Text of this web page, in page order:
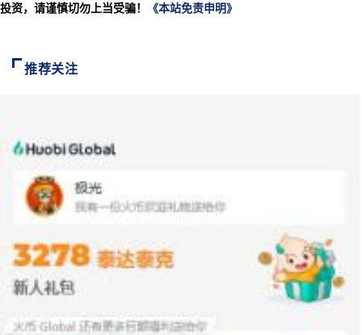
投资，请谨慎切勿上当受骗！
《本站免责申明》
推荐关注